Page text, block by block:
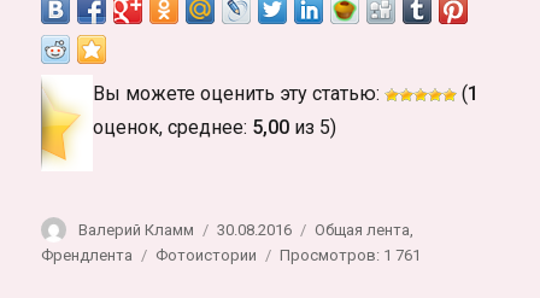
Вы можете оценить эту статью: (1
оценок, среднее: 5,00 из 5)
Автор
Валерий Кламм Опубликовано
30.08.2016 Рубрики
Общая лента,
Френдлента
Метки
Фотоистории Просмотров: 1 761